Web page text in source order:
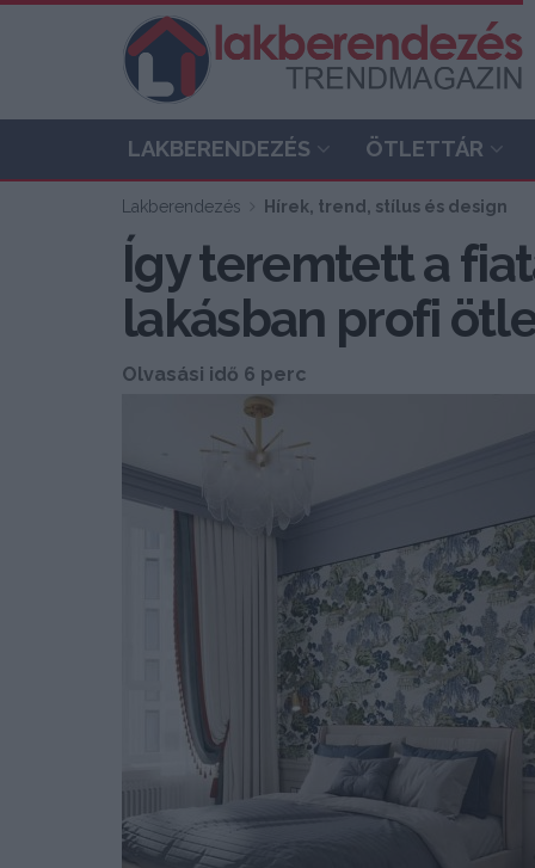
LAKBERENDEZÉS ÖTLETTÁR
Lakberendezés Hírek, trend, stílus és design
Így teremtett a
lakásban profi
Olvasási idő 6 perc